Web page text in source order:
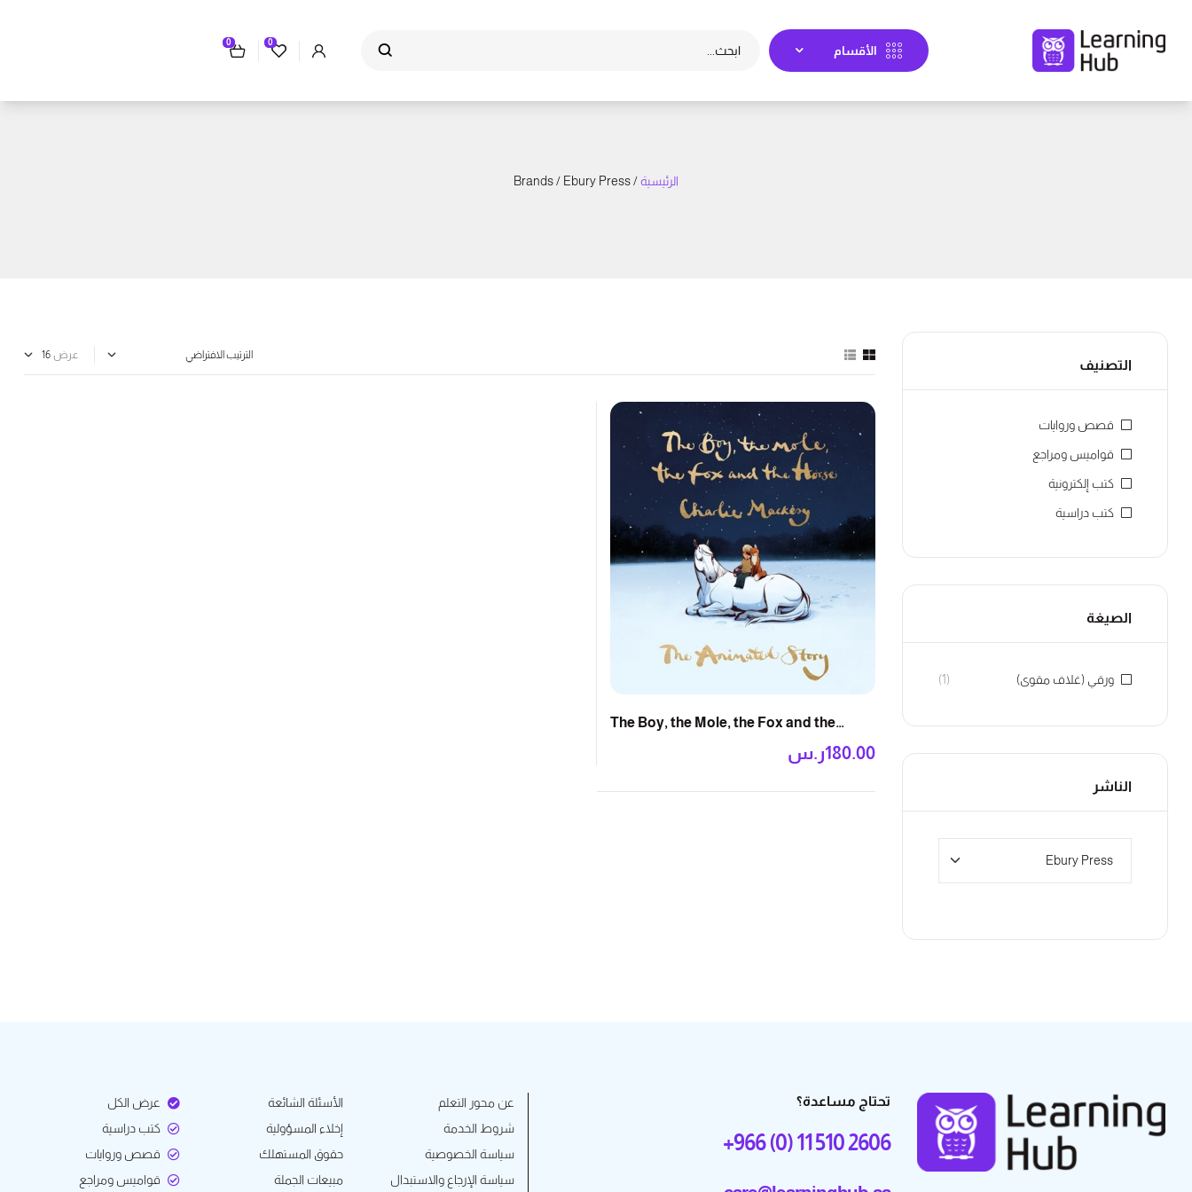
الأقسام
0
0
الرئيسية/ Brands / Ebury Press
عرض
The Boy, the Mole, the Fox and the
ر.س180.00
التصنيف
قصص وروايات
قواميس ومراجع
كتب إلكترونية
كتب دراسية
الصيغة
ورقي (غلاف مقوى) (1)
الناشر
تحتاج مساعدة؟
+966 (0) 11 510 2606
عن محور التعلم
شروط الخدمة
سياسة الخصوصية
سياسة الإرجاع والاستبدال
الأسئلة الشائعة
إخلاء المسؤولية
حقوق المستهلك
مبيعات الجملة
عرض الكل
كتب دراسية
قصص وروايات
قواميس ومراجع